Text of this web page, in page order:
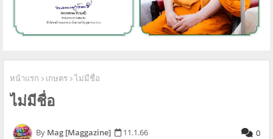
หน้าแรก เกษตร ไม่มีชื่อ
ไม่มีชื่อ
Mag [Maggazine] 11.1.66 0